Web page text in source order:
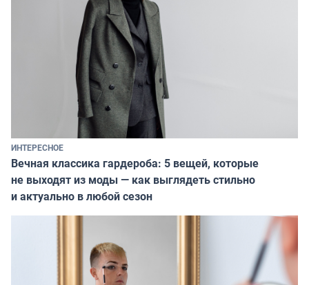
ИНТЕРЕСНОЕ
Вечная классика гардероба: 5 вещей, которые
не выходят из моды — как выглядеть стильно
и актуально в любой сезон